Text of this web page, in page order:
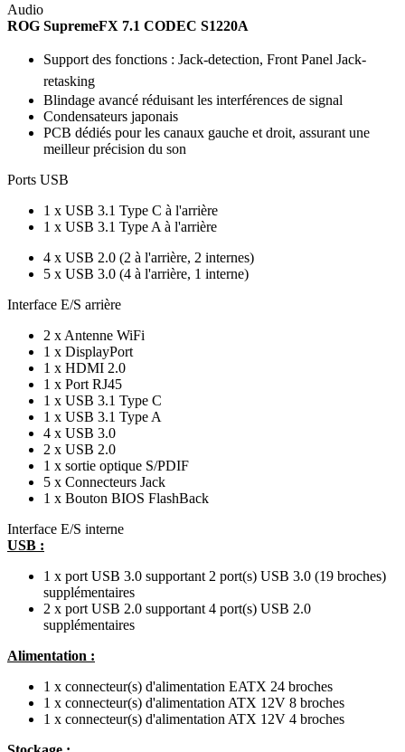
Audio
ROG SupremeFX 7.1 CODEC S1220A
Support des fonctions : Jack-detection, Front Panel Jack-
retasking
Blindage avancé réduisant les interférences de signal
Condensateurs japonais
PCB dédiés pour les canaux gauche et droit, assurant une
meilleur précision du son
Ports USB
1 x USB 3.1 Type C à l'arrière
1 x USB 3.1 Type A à l'arrière
4 x USB 2.0 (2 à l'arrière, 2 internes)
5 x USB 3.0 (4 à l'arrière, 1 interne)
Interface E/S arrière
2 x Antenne WiFi
1 x DisplayPort
1 x HDMI 2.0
1 x Port RJ45
1 x USB 3.1 Type C
1 x USB 3.1 Type A
4 x USB 3.0
2 x USB 2.0
1 x sortie optique S/PDIF
5 x Connecteurs Jack
1 x Bouton BIOS FlashBack
Interface E/S interne
USB :
1 x port USB 3.0 supportant 2 port(s) USB 3.0 (19 broches)
supplémentaires
2 x port USB 2.0 supportant 4 port(s) USB 2.0
supplémentaires
Alimentation :
1 x connecteur(s) d'alimentation EATX 24 broches
1 x connecteur(s) d'alimentation ATX 12V 8 broches
1 x connecteur(s) d'alimentation ATX 12V 4 broches